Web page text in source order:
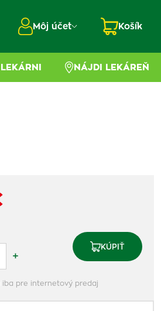
Môj účet Košík
NÁJDI LEKÁREŇ
+
KÚPIŤ
iba pre internetový predaj